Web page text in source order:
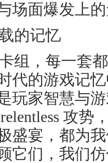
场面爆发上
的记忆
组，每一套
代的游戏记
玩家智慧与
攻势
盛宴，都为
它们，我们